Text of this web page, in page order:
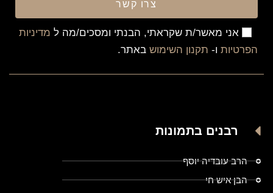
אני מאשר/ת שקראתי, הבנתי ומסכים/מה ל מדיניות
הפרטיות ו- תקנון השימוש באתר.
צרו קשר
רבנים בתמונות
הרב עובדיה יוסף
הבן איש חי